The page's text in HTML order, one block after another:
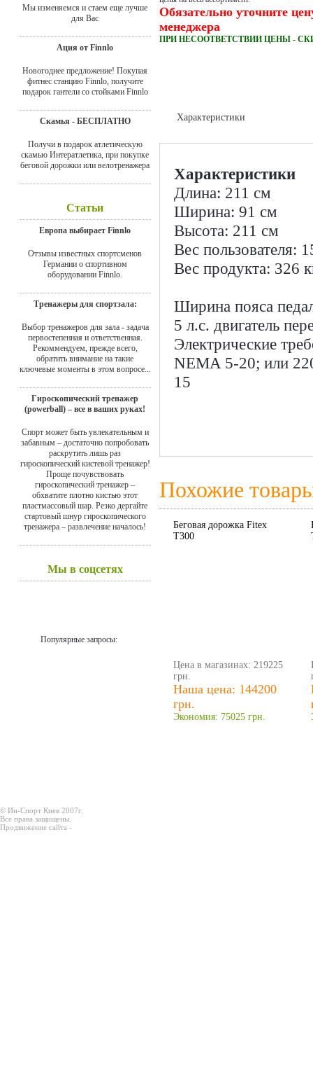
Мы изменяемся и стаем еще лучше
для Вас
Ация от Finnlo
Новогоднее предложение! Покупая
фитнес станцию Finnlo, получите
подарок гантели со стойками Finnlo
Скамья - БЕСПЛАТНО
Получи в подарок атлетическую
скамью Интератлетика, при покупке
беговой дорожки или велотренажера
Статьи
Европа выбирает Finnlo
Отзывы известных спортсменов
Германии о спортивном
оборудовании Finnlo.
Тренажеры для спортзала:
Выбор тренажеров для зала - задача
первостепенная и ответственная.
Рекоммендуем, прежде всего,
обратить внимание на такие
ключевые моменты в этом вопросе...
Гироскопический тренажер
(powerball) – все в ваших руках!
Спорт может быть увлекательным и
забавным – достаточно попробовать
раскрутить лишь раз
гироскопический кистевой тренажер!
Проще почувствовать
гироскопический тренажер –
обхватите плотно кистью этот
пластмассовый шар. Резко дергайте
стартовый шнур гироскопического
тренажера – развлечение началось!
Мы в соцсетях
Популярные запросы:
Обязательно уточните
менеджера
ПРИ НЕСООТВЕТСТВИИ ЦЕНЫ -
Характеристики
Характеристики
Длина: 211 см
Ширина: 91 см
Высота: 211 см
Вес пользователя:
Вес продукта: 326
Ширина пояса
5 л.с. двигатель
Электрические
NEMA 5-20; или
15
Похожие
Беговая дорожка Fitex
T300
Цена в магазинах: 219225
грн.
Наша цена: 144200
грн.
Экономия: 75025 грн.
© Ин-Спорт Киев 2007г.
Все права защищены.
Продвижение сайта -